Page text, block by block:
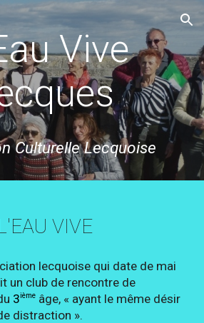
Skip to navigation
Vive
CulturelleLecquoise
VIVE
lecquoise qui date de mai
un club de rencontre de
3ième âge, « ayant le même désir
distraction ».